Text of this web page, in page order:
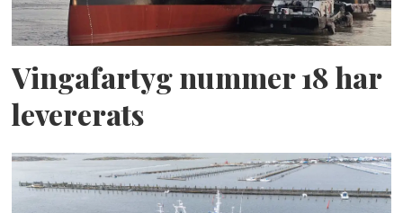
Vingafartyg nummer 18 har
levererats